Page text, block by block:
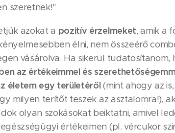
szeretnek!"
azokat a pozitív érzelmeket, amik a
élni, nem összeérő
vásárolva. Ha sikerül tudatosítanom,
az értékeimmel és
életem egy területéről(mint ahogy az
milyen terítőt teszek az asztalomra!),
olyan szokásokat beiktatni, amivel
értékeimen (pl. vércukor